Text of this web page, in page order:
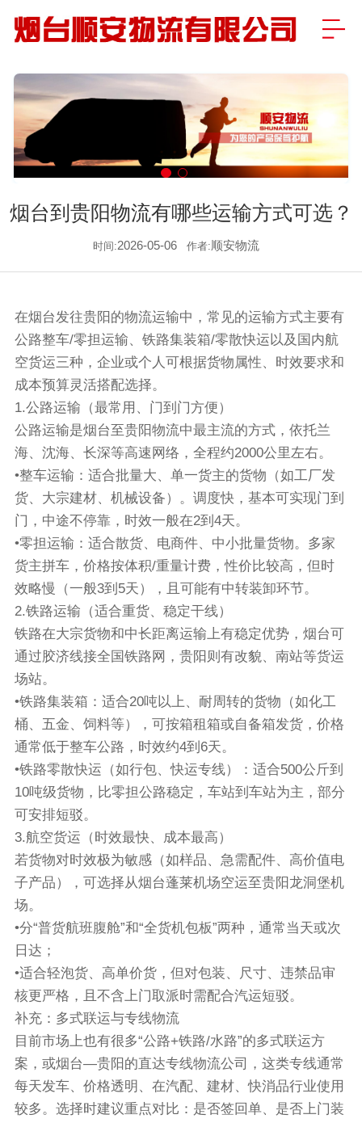
烟台到贵阳物流有哪些运输方式可选？
时间:2026-05-06 作者:顺安物流
在烟台发往贵阳的物流运输中，常见的运输方式主要有
公路整车/零担运输、铁路集装箱/零散快运以及国内航
空货运三种，企业或个人可根据货物属性、时效要求和
成本预算灵活搭配选择。
1.公路运输（最常用、门到门方便）
公路运输是烟台至贵阳物流中最主流的方式，依托兰
海、沈海、长深等高速网络，全程约2000公里左右。
•整车运输：适合批量大、单一货主的货物（如工厂发
货、大宗建材、机械设备）。调度快，基本可实现门到
门，中途不停靠，时效一般在2到4天。
•零担运输：适合散货、电商件、中小批量货物。多家
货主拼车，价格按体积/重量计费，性价比较高，但时
效略慢（一般3到5天），且可能有中转装卸环节。
2.铁路运输（适合重货、稳定干线）
铁路在大宗货物和中长距离运输上有稳定优势，烟台可
通过胶济线接全国铁路网，贵阳则有改貌、南站等货运
场站。
•铁路集装箱：适合20吨以上、耐周转的货物（如化工
桶、五金、饲料等），可按箱租箱或自备箱发货，价格
通常低于整车公路，时效约4到6天。
•铁路零散快运（如行包、快运专线）：适合500公斤到
10吨级货物，比零担公路稳定，车站到车站为主，部分
可安排短驳。
3.航空货运（时效最快、成本最高）
若货物对时效极为敏感（如样品、急需配件、高价值电
子产品），可选择从烟台蓬莱机场空运至贵阳龙洞堡机
场。
•分“普货航班腹舱”和“全货机包板”两种，通常当天或次
日达；
•适合轻泡货、高单价货，但对包装、尺寸、违禁品审
核更严格，且不含上门取派时需配合汽运短驳。
补充：多式联运与专线物流
目前市场上也有很多“公路+铁路/水路”的多式联运方
案，或烟台—贵阳的直达专线物流公司，这类专线通常
每天发车、价格透明、在汽配、建材、快消品行业使用
较多。选择时建议重点对比：是否签回单、是否上门装